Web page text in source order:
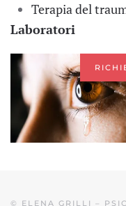
Terapia del
Laboratori
© ELENA GRILLI –